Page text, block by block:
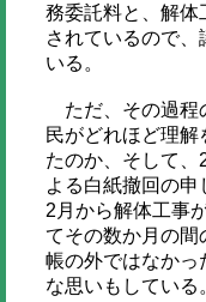
務委託料と、解体
されているので
いる。
ただ、その過程
民がどれほど理解
たのか、そして、
よる白紙撤回の
2月から解体工事
てその数か月の間
帳の外ではなかっ
な思いもしている